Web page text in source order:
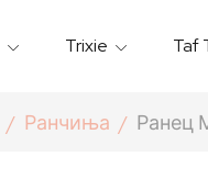
Trixie Taf
Ранчиња Ранец